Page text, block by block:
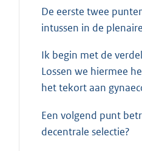
De eerste twee
intussen in de
Ik begin met de
Lossen we hiermee
het tekort aan
Een volgend punt
decentrale selectie?